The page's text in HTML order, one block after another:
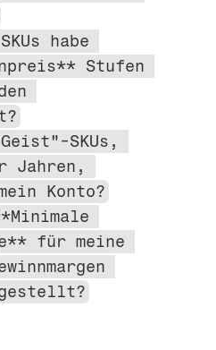
habe
Stufen
SKUs,
Konto?
für meine